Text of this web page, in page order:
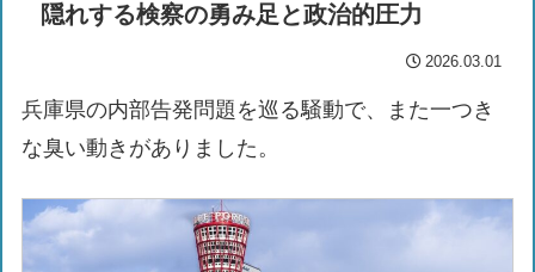
隠れする検察の勇み足と政治的圧力
2026.03.01
兵庫県の内部告発問題を巡る騒動で、また一つき
な臭い動きがありました。